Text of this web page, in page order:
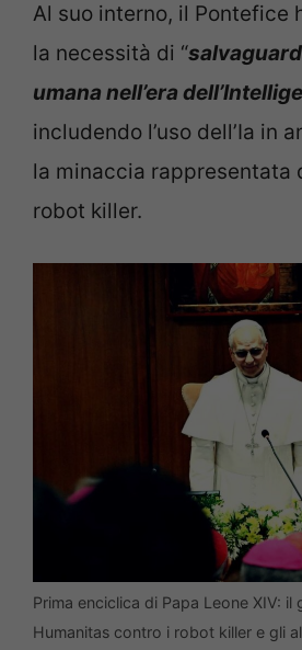
Al suo interno, il Pontefice
la necessità di “
umana nell’era
includendo l’uso dell’Ia in
la minaccia rappresentata
robot killer.
Prima enciclica di Papa Leone XIV:
Humanitas contro i robot killer e gli